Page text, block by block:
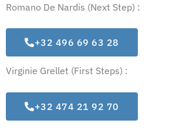
Romano De Nardis (Next Step) :
+32 496 69 63 28
Virginie Grellet (First Steps) :
+32 474 21 92 70